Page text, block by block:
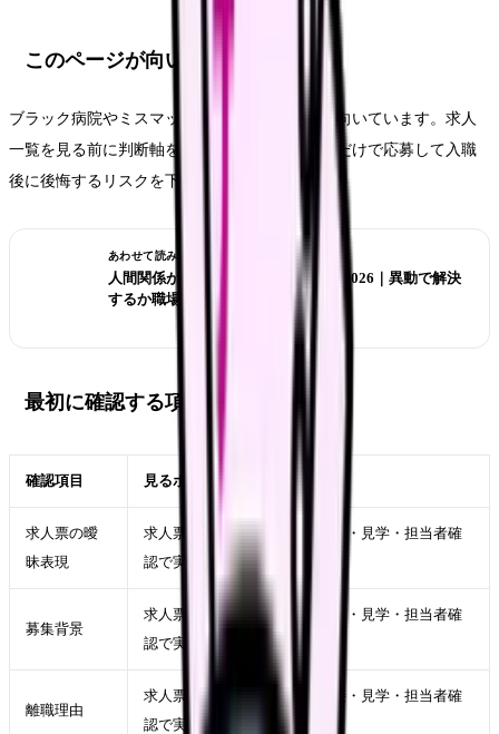
このページが向いている人
ブラック病院やミスマッチを避けたい看護師に向いています。求人
一覧を見る前に判断軸を固めておくと、条件名だけで応募して入職
後に後悔するリスクを下げられます。
あわせて読みたい
人間関係がつらい看護師の転職判断 2026｜異動で解決
するか職場を変えるか
最初に確認する項目
確認項目 見るポイント
求人票の曖
昧表現
求人票の文言だけでなく、面接・見学・担当者確
認で実態を聞く
募集背景
求人票の文言だけでなく、面接・見学・担当者確
認で実態を聞く
離職理由
求人票の文言だけでなく、面接・見学・担当者確
認で実態を聞く